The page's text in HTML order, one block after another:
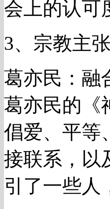
会上的认可
3、宗教主张
葛亦民：融
葛亦民的《
倡爱、平等
接联系，以
引了一些人